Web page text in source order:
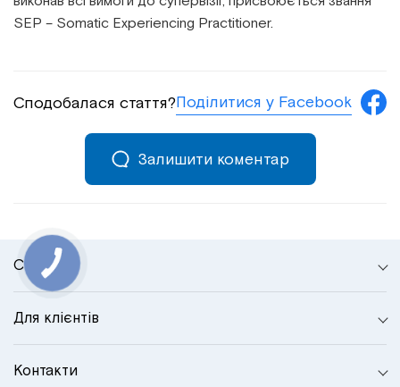
SEP – Somatic Experiencing Practitioner.
Сподобалася стаття?Поділитися у Facebook
Залишити коментар
Сторінки
Для клієнтів
Контакти